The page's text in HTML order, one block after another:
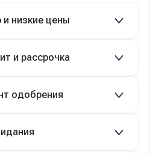
низкие цены
и рассрочка
при первом взносе 35–50%.
одобрения